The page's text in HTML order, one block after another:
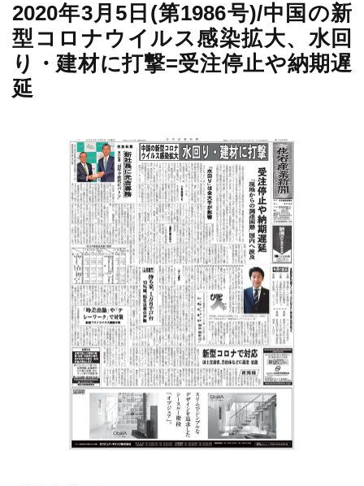
2020年3月5日(第1986号)/中国の新
型コロナウイルス感染拡大、水回
り・建材に打撃=受注停止や納期遅
延